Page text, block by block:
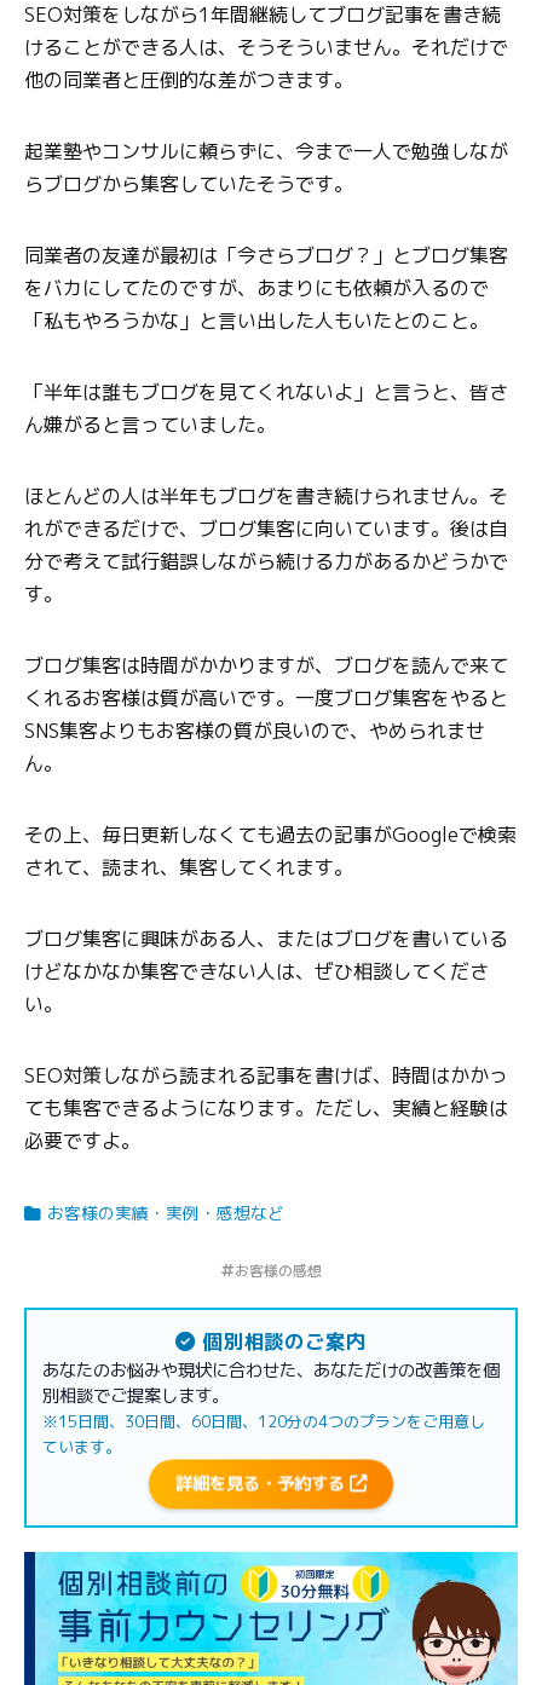
SEO対策をしながら1年間継続してブログ記事を書き続
けることができる人は、そうそういません。それだけで
他の同業者と圧倒的な差がつきます。
起業塾やコンサルに頼らずに、今まで一人で勉強しなが
らブログから集客していたそうです。
同業者の友達が最初は「今さらブログ？」とブログ集客
をバカにしてたのですが、あまりにも依頼が入るので
「私もやろうかな」と言い出した人もいたとのこと。
「半年は誰もブログを見てくれないよ」と言うと、皆さ
ん嫌がると言っていました。
ほとんどの人は半年もブログを書き続けられません。そ
れができるだけで、ブログ集客に向いています。後は自
分で考えて試行錯誤しながら続ける力があるかどうかで
す。
ブログ集客は時間がかかりますが、ブログを読んで来て
くれるお客様は質が高いです。一度ブログ集客をやると
SNS集客よりもお客様の質が良いので、やめられませ
ん。
その上、毎日更新しなくても過去の記事がGoogleで検索
されて、読まれ、集客してくれます。
ブログ集客に興味がある人、またはブログを書いている
けどなかなか集客できない人は、ぜひ相談してくださ
い。
SEO対策しながら読まれる記事を書けば、時間はかかっ
ても集客できるようになります。ただし、実績と経験は
必要ですよ。
お客様の実績・実例・感想など
お客様の感想
個別相談のご案内
あなたのお悩みや現状に合わせた、あなただけの改善策を個
別相談でご提案します。
※15日間、30日間、60日間、120分の4つのプランをご用意し
ています。
詳細を見る・予約する